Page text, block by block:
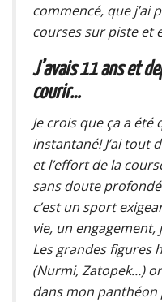
commencé, que j’ai
courses sur piste et
J’avais 11 ans et
courir…
Je crois que ça a
instantané! J’ai tout
et l’effort de la
sans doute
c’est un sport
vie, un engagement,
Les grandes figures
(Nurmi, Zatopek…)
dans mon panthéon